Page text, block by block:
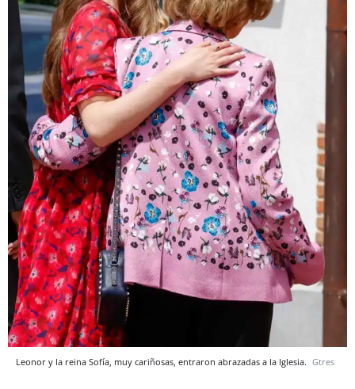
Leonor y la reina Sofía, muy cariñosas, entraron abrazadas a la Iglesia. Gtres